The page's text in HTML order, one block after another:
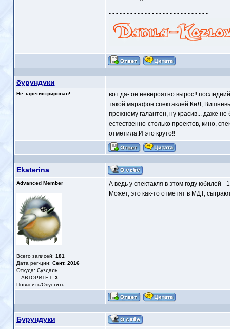
- - - - - - - - - - - - - - - - - - - - - - - - - - - -
бурундуки
Не зарегистрирован!
вот да- он невероятно вырос!!
такой марафон спектаклей КиЛ,
прежнему галантен, ну красив... даже
естественно-столько проектов, кино,
отметила.И это круто!!
Ekaterina
Advanced Member
Всего записей: 181
Дата рег-ции: Сент. 2016
Откуда: Суздаль
АВТОРИТЕТ: 3
Повысить/Опустить
А ведь у спектакля в этом году юбилей
Может, это как-то отметят в МДТ,
Бурундуки